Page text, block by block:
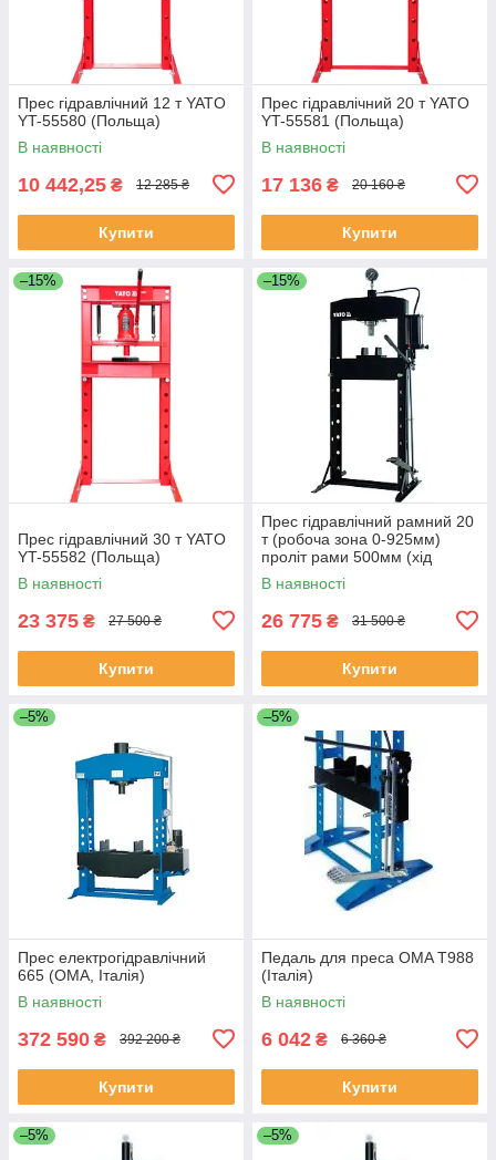
Прес гідравлічний 12 т YATO
YT-55580 (Польща)
В наявності
10 442,25 ₴ 12 285 ₴
Купити
Прес гідравлічний 20 т YATO
YT-55581 (Польща)
В наявності
17 136 ₴ 20 160 ₴
Купити
–15%
Прес гідравлічний 30 т YATO
YT-55582 (Польща)
В наявності
23 375 ₴ 27 500 ₴
Купити
–15%
Прес гідравлічний рамний 20
т (робоча зона 0-925мм)
проліт рами 500мм (хід
штока 150мм) Yato YT-55584
В наявності
26 775 ₴ 31 500 ₴
Купити
–5%
Прес електрогідравлічний
665 (ОМА, Італія)
В наявності
372 590 ₴ 392 200 ₴
Купити
–5%
Педаль для преса OMA T988
(Італія)
В наявності
6 042 ₴ 6 360 ₴
Купити
–5% –5%